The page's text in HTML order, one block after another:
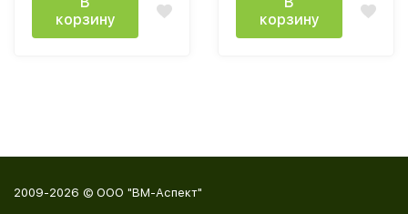
корзину
корзину
2009-2026 © ООО "ВМ-Аспект"